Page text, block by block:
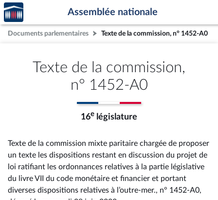
Aller au contenu
Aller en bas de la page
Accèder
à la
page
d'accueil
Assemblée nationale
Documents parlementaires Texte de la commission, n° 1452-A0
Texte de la commission,
n° 1452-A0
16e législature
Texte de la commission mixte paritaire chargée de proposer
un texte les dispositions restant en discussion du projet de
loi ratifiant les ordonnances relatives à la partie législative
du livre VII du code monétaire et financier et portant
diverses dispositions relatives à l’outre-mer., n° 1452-A0,